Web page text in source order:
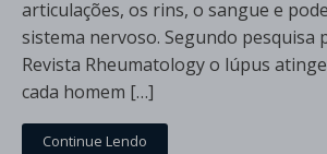
articulações, os rins, o sangue e
sistema nervoso. Segundo pesquisa
Revista Rheumatology o lúpus
cada homem […]
Continue Lendo